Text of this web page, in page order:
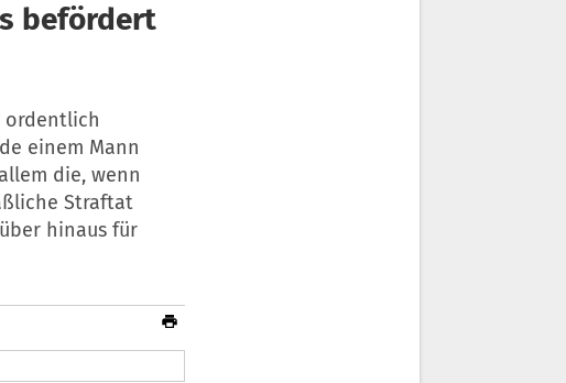
befördert
ordentlich
einem Mann
die, wenn
Straftat
hinaus für